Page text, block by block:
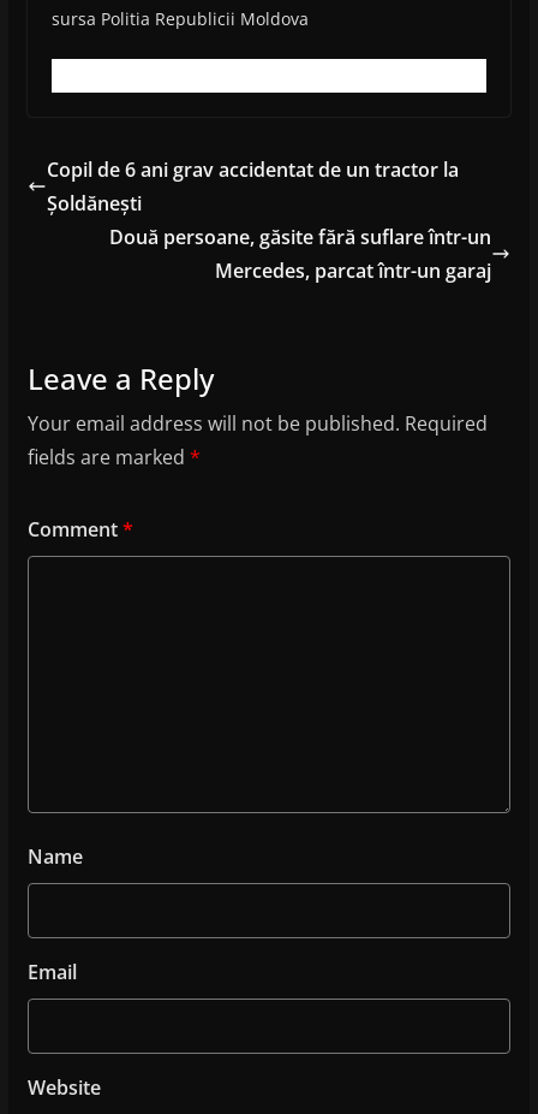
sursa Politia Republicii Moldova
Copil de 6 ani grav accidentat de un tractor la
Șoldănești
Două persoane, găsite fără suflare într-un
Mercedes, parcat într-un garaj
Leave a Reply
Your email address will not be published. Required
fields are marked *
Comment*
Name
Email
Website